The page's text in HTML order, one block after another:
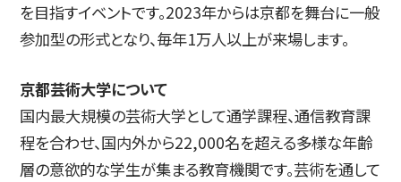
を目指すイベントです。2023年からは京都を舞台に一般
参加型の形式となり、毎年1万人以上が来場します。
京都芸術大学について
国内最大規模の芸術大学として通学課程、通信教育課
程を合わせ、国内外から22,000名を超える多様な年齢
層の意欲的な学生が集まる教育機関です。芸術を通して